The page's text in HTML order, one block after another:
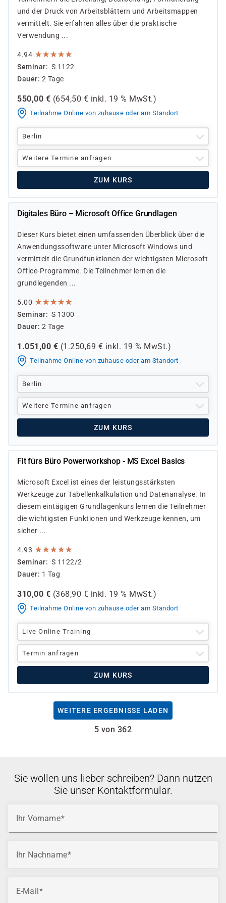
und der Druck von Arbeitsblättern und Arbeitsmappen
vermittelt. Sie erfahren alles über die praktische
Verwendung ...
4.94 ★★★★★
★★★★★
Seminar
S 1122
Dauer 2 Tage
550,00 € (654,50 € inkl. 19 % MwSt.)
Teilnahme Online von zuhause oder am Standort
Berlin
Weitere Termine anfragen
ZUM KURS
Digitales Büro – Microsoft Office Grundlagen
Dieser Kurs bietet einen umfassenden Überblick über die
Anwendungssoftware unter Microsoft Windows und
vermittelt die Grundfunktionen der wichtigsten Microsoft
Office-Programme. Die Teilnehmer lernen die
grundlegenden ...
5.00 ★★★★★
★★★★★
Seminar
S 1300
Dauer 2 Tage
1.051,00 € (1.250,69 € inkl. 19 % MwSt.)
Teilnahme Online von zuhause oder am Standort
Berlin
Weitere Termine anfragen
ZUM KURS
Fit fürs Büro Powerworkshop - MS Excel Basics
Microsoft Excel ist eines der leistungsstärksten
Werkzeuge zur Tabellenkalkulation und Datenanalyse. In
diesem eintägigen Grundlagenkurs lernen die Teilnehmer
die wichtigsten Funktionen und Werkzeuge kennen, um
sicher ...
4.93 ★★★★★
★★★★★
Seminar
S 1122/2
Dauer
1 Tag
310,00 € (368,90 € inkl. 19 % MwSt.)
Teilnahme Online von zuhause oder am Standort
Live Online Training
Termin anfragen
ZUM KURS
WEITERE ERGEBNISSE LADEN
5 von 362
Sie wollen uns lieber schreiben? Dann nutzen
Sie unser Kontaktformular.
Ihr Vorname
Ihr Nachname
E-Mail